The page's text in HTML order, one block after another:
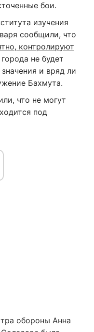
бои.
изучения
сообщили, что
контролируют
не будет
и вряд ли
Бахмута.
что не могут
под
обороны Анна